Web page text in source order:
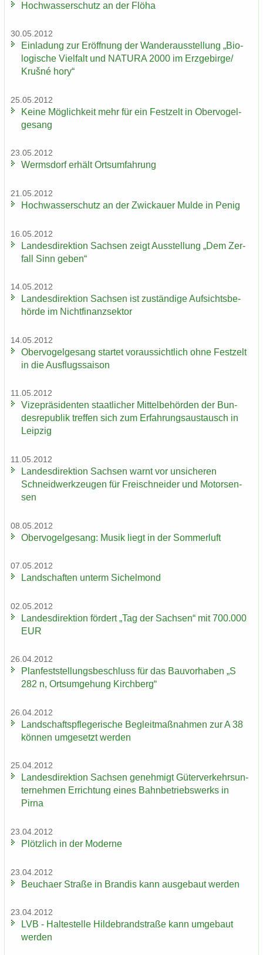
Hoch­was­ser­schutz an der Flöha
30.05.2012
Ein­la­dung zur Er­öff­nung der Wan­der­aus­stel­lung „Bio­
lo­gi­sche Viel­falt und NA­TU­RA 2000 im Erz­ge­bir­ge/
Krušné hory“
25.05.2012
Keine Mög­lich­keit mehr für ein Fest­zelt in Ober­vo­gel­
ge­sang
23.05.2012
Werms­dorf er­hält Orts­um­fah­rung
21.05.2012
Hoch­was­ser­schutz an der Zwi­ckau­er Mulde in Penig
16.05.2012
Lan­des­di­rek­ti­on Sach­sen zeigt Aus­stel­lung „Dem Zer­
fall Sinn geben“
14.05.2012
Lan­des­di­rek­ti­on Sach­sen ist zu­stän­di­ge Auf­sichts­be­
hör­de im Nicht­fi­nanz­sek­tor
14.05.2012
Ober­vo­gel­ge­sang star­tet vor­aus­sicht­lich ohne Fest­zelt
in die Aus­flugs­sai­son
11.05.2012
Vi­ze­prä­si­den­ten staat­li­cher Mit­tel­be­hör­den der Bun­
des­re­pu­blik tref­fen sich zum Er­fah­rungs­aus­tausch in
Leip­zig
11.05.2012
Lan­des­di­rek­ti­on Sach­sen warnt vor un­si­che­ren
Schneid­werk­zeu­gen für Frei­schnei­der und Mo­tor­sen­
sen
08.05.2012
Ober­vo­gel­ge­sang: Musik liegt in der Som­mer­luft
07.05.2012
Land­schaf­ten un­term Si­chel­mond
02.05.2012
Lan­des­di­rek­ti­on för­dert „Tag der Sach­sen“ mit 700.000
EUR
26.04.2012
Plan­fest­stel­lungs­be­schluss für das Bau­vor­ha­ben „S
282 n, Orts­um­ge­hung Kirch­berg“
26.04.2012
Land­schafts­pfle­ge­ri­sche Be­gleit­maß­nah­men zur A 38
kön­nen um­ge­setzt wer­den
25.04.2012
Lan­des­di­rek­ti­on Sach­sen ge­neh­migt Gü­ter­ver­kehrs­un­
ter­neh­men Er­rich­tung eines Bahn­be­triebs­werks in
Pirna
23.04.2012
Plötz­lich in der Mo­der­ne
23.04.2012
Beu­cha­er Stra­ße in Bran­dis kann aus­ge­baut wer­den
23.04.2012
LVB - Hal­te­stel­le Hil­de­brand­stra­ße kann um­ge­baut
wer­den